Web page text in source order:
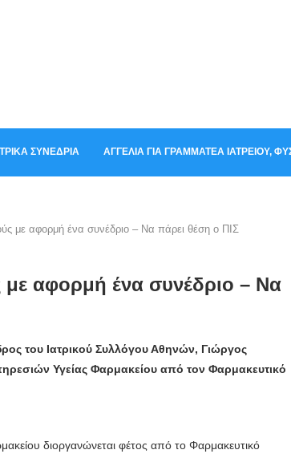
ΣΥΝΈΔΡΙΑ ΑΓΓΕΛΊΑ ΓΙΑ ΓΡΑΜΜΑΤΈΑ ΙΑΤΡΕΊΟΥ,
με αφορμή ένα συνέδριο – Να πάρει θέση ο ΠΙΣ
αφορμή ένα συνέδριο – Να
του Ιατρικού Συλλόγου Αθηνών, Γιώργος
Υγείας Φαρμακείου από τον Φαρμακευτικό
διοργανώνεται φέτος από το Φαρμακευτικό